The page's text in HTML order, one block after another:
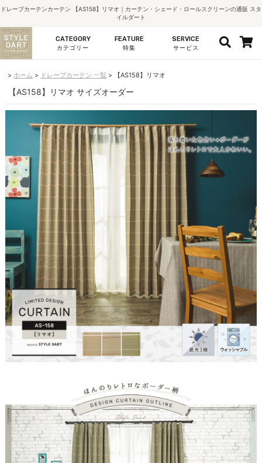
ドレープカーテンカーテン 【AS158】リマオ｜カーテン・シェード・ロールスクリーンの通販 スタ
イルダート
CATEGORY
カテゴリー
FEATURE
特集
SERVICE
サービス
ホーム ドレープカーテン 一覧 【AS158】リマオ
【AS158】リマオ サイズオーダー